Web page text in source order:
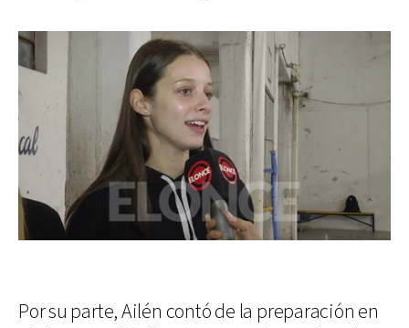
Por su parte, Ailén contó de la preparación en